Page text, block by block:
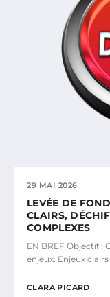
29 MAI 2026
LEVÉE DE
CLAIRS,
COMPLEXES
EN BREF Objectif :
enjeux. Enjeux
CLARA PICARD